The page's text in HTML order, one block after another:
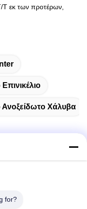
εκ των προτέρων,
Χάλυβα
WUJIN, CHANGZHOU,
for?